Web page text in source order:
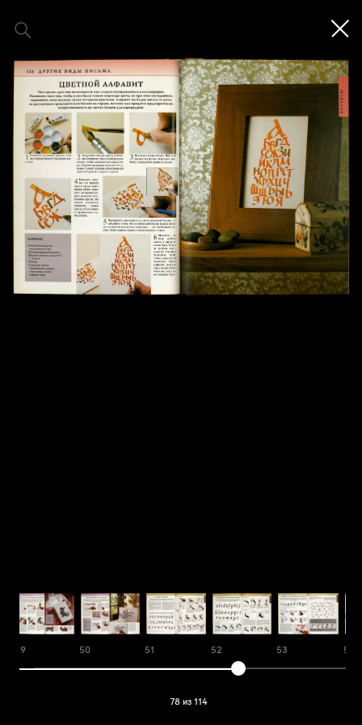
49 50 51 52 53 54
78 из 114